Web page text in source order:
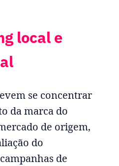
local e
se concentrar
da marca do
de origem,
do
de